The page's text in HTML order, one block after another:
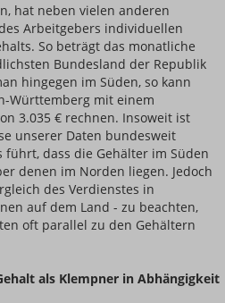
hat neben vielen anderen
Arbeitgebers individuellen
So beträgt das monatliche
Bundesland der Republik
hingegen im Süden, so kann
Württemberg mit einem
3.035 € rechnen. Insoweit ist
unserer Daten bundesweit
dass die Gehälter im Süden
denen im Norden liegen. Jedoch
des Verdienstes in
auf dem Land - zu beachten,
oft parallel zu den Gehältern
als Klempner in Abhängigkeit